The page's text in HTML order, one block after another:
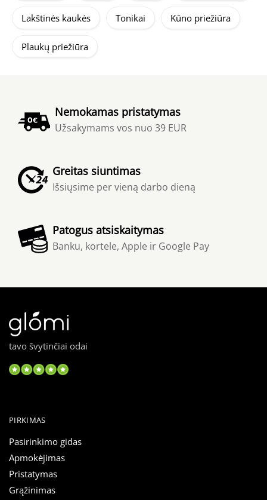
Lakštinės kaukės Tonikai Kūno priežiūra
Plaukų priežiūra
Nemokamas pristatymas
Užsakymams vos nuo 39 EUR
Greitas siuntimas
Išsiųsime per vieną darbo dieną
Patogus atsiskaitymas
Banku, kortele, Apple ir Google Pay
tavo švytinčiai odai
PIRKIMAS
Pasirinkimo gidas
Apmokėjimas
Pristatymas
Grąžinimas